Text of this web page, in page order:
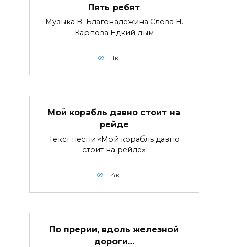
Пять ребят
Музыка В. Благонадежина Слова Н.
Карпова Едкий дым
1.1к.
Мой корабль давно стоит на
рейде
Текст песни «Мой корабль давно
стоит на рейде»
1.4к.
По прерии, вдоль железной
дороги…